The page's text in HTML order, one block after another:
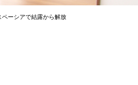
ーシアで結露から解放